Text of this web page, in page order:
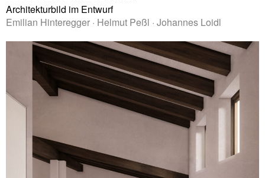
Architekturbild im Entwurf
Emilian Hinteregger · Helmut Peßl · Johannes Loidl